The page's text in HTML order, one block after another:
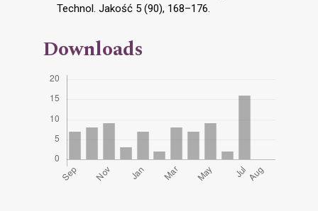
Technol. Jakość 5 (90), 168–176.
Downloads